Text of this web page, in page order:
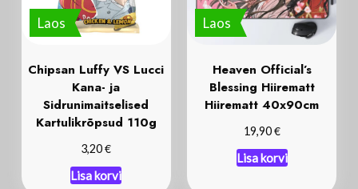
Laos
Chipsan Luffy VS Lucci
Kana- ja
Sidrunimaitselised
Kartulikrõpsud 110g
3,20€
Lisa korvi
Laos
Heaven Official’s
Blessing Hiirematt
Hiirematt 40x90cm
19,90€
Lisa korvi